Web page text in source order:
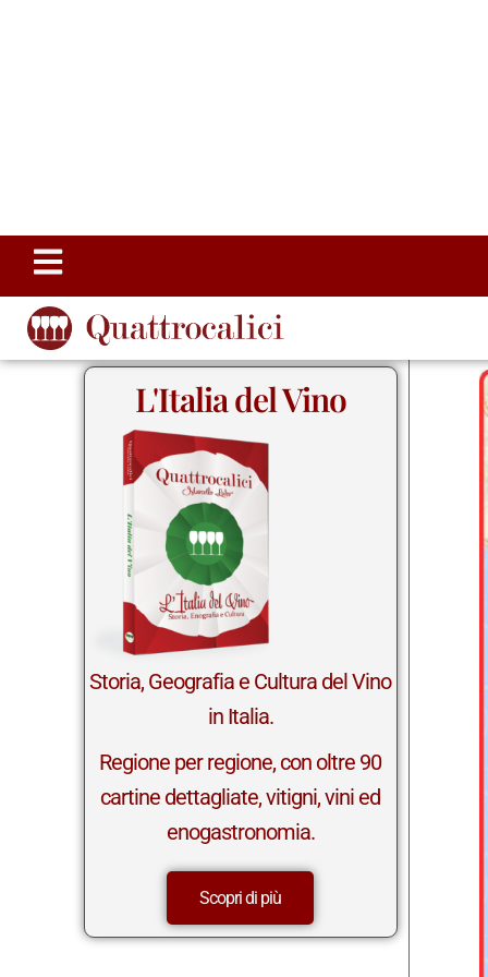
Storia, Geografia e Cultura del Vino
in Italia.
Regione per regione, con oltre 90
cartine dettagliate, vitigni, vini ed
enogastronomia.
Scopri di più